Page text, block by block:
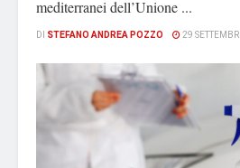
mediterranei dell’Unione ...
DI STEFANO ANDREA POZZO 29